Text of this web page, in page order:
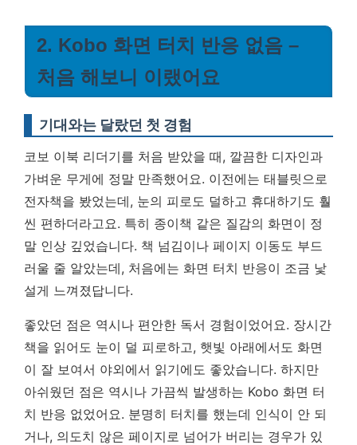
2. Kobo 화면 터치 반응 없음 –
처음 해보니 이랬어요
기대와는 달랐던 첫 경험
코보 이북 리더기를 처음 받았을 때, 깔끔한 디자인과
가벼운 무게에 정말 만족했어요. 이전에는 태블릿으로
전자책을 봤었는데, 눈의 피로도 덜하고 휴대하기도 훨
씬 편하더라고요. 특히 종이책 같은 질감의 화면이 정
말 인상 깊었습니다. 책 넘김이나 페이지 이동도 부드
러울 줄 알았는데, 처음에는 화면 터치 반응이 조금 낯
설게 느껴졌답니다.
좋았던 점은 역시나 편안한 독서 경험이었어요. 장시간
책을 읽어도 눈이 덜 피로하고, 햇빛 아래에서도 화면
이 잘 보여서 야외에서 읽기에도 좋았습니다. 하지만
아쉬웠던 점은 역시나 가끔씩 발생하는 Kobo 화면 터
치 반응 없었어요. 분명히 터치를 했는데 인식이 안 되
거나, 의도치 않은 페이지로 넘어가 버리는 경우가 있